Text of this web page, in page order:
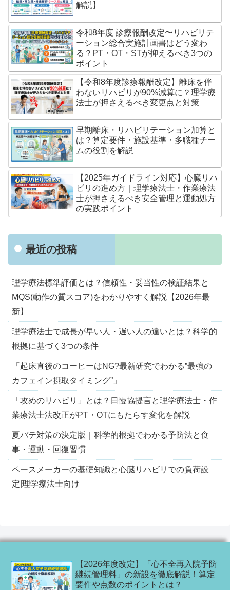
解説】
令和8年度 診療報酬改定〜リハビリテ
ーション総合実施計画書はどう変わ
る？PT・OT・STが抑えるべき3つの
ポイント
【令和8年度診療報酬改定】離床を伴
わないリハビリが90%減算に？理学療
法士が押さえるべき変更点と対策
早期離床・リハビリテーション加算と
は？算定要件・施設基準・多職種チー
ムの役割を解説
【2025年ガイドライン対応】心臓リハ
ビリの進め方｜理学療法士・作業療法
士が押さえるべき安全管理と運動処方
の実践ポイント
最近の投稿
理学療法標準評価とは？信頼性・妥当性の検証結果と
MQS(動作の質スコア)をわかりやすく解説【2026年最
新】
理学療法士で成長が早い人・遅い人の違いとは？科学的
根拠に基づく3つの条件
「起床直後のコーヒーはNG?最新研究でわかる”最強の
カフェイン摂取タイミング”」
「攻めのリハビリ」とは？日慢協提言と理学療法士・作
業療法士法改正がPT・OTにもたらす変化を解説
夏バテ対策の決定版｜科学的根拠でわかる予防法と食
事・運動・回復習慣
ペースメーカーの基礎知識と心臓リハビリでの負荷設
定|理学療法士向け
【2026年度改定】「心不全再入院予防
継続管理料」の新設を徹底解説！算定
要件や点数のポイントとは？